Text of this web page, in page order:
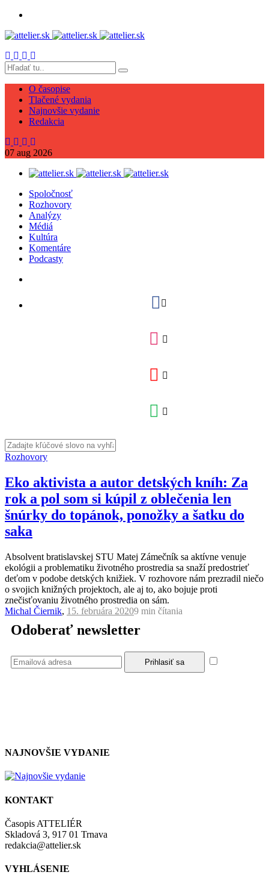
O časopise
Tlačené vydania
Najnovšie vydanie
Redakcia
07 aug 2026
Spoločnosť
Rozhovory
Analýzy
Médiá
Kultúra
Komentáre
Podcasty
Rozhovory
Eko aktivista a autor detských kníh: Za
rok a pol som si kúpil z oblečenia len
šnúrky do topánok, ponožky a šatku do
saka
Absolvent bratislavskej STU Matej Zámečník sa aktívne venuje
ekológii a problematiku životného prostredia sa snaží predostrieť
deťom v podobe detských knižiek. V rozhovore nám prezradil niečo
o svojich knižných projektoch, ale aj to, ako bojuje proti
znečisťovaniu životného prostredia on sám.
Michal Čiernik, 15. februára 20209 min čítania
Odoberať newsletter
NAJNOVŠIE VYDANIE
KONTAKT
Časopis ATTELIÉR
Skladová 3, 917 01 Trnava
redakcia@attelier.sk
VYHLÁSENIE